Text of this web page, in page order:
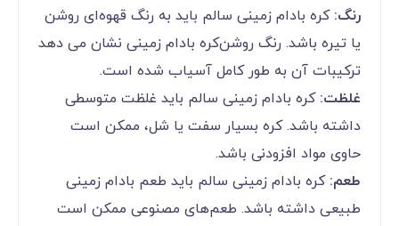
رنگ:کره بادام زمینی سالم باید به رنگ قهوه‌ای روشن
یا تیره باشد. رنگ روشن‌کره بادام زمینی نشان می دهد
ترکیبات آن به طور کامل آسیاب شده است.
غلظت:کره بادام زمینی سالم باید غلظت متوسطی
داشته باشد. کره‌ بسیار سفت یا شل، ممکن است
حاوی مواد افزودنی باشد.
طعم:کره بادام زمینی سالم باید طعم بادام زمینی
طبیعی داشته باشد. طعم‌های مصنوعی ممکن است